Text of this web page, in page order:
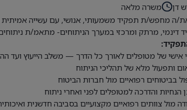
דן
משרה מלאה
ה מחפש/ת תפקיד משמעותי, אנושי, עם עשייה אמיתית
דינמי, מרתק ומרכזי במערך הניתוחים- מתאמ/ת
אישי של מטופלים לאורך כל הדרך — משלב הייעוץ ועד
ותפעול מלא של תהליכי הניתוח
בביטוחים רפואיים מול חברות הביטוח
הנחיות והדרכה למטופלים לפני ואחרי ניתוח
מול צוותים רפואיים מקצועיים בסביבה חדשנית